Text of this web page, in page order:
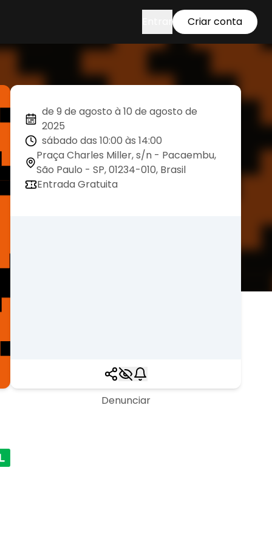
Criar conta
de 9 de agosto à 10 de agosto de
2025
sábado das 10:00 às 14:00
Praça Charles Miller, s/n - Pacaembu,
São Paulo - SP, 01234-010, Brasil
Entrada Gratuita
Denunciar